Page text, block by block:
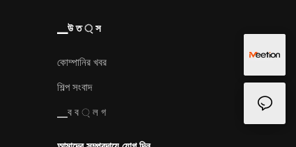
▁উ ত ্ স
কোম্পানির খবর
শিল্প সংবাদ
▁ব ব ্ ল গ